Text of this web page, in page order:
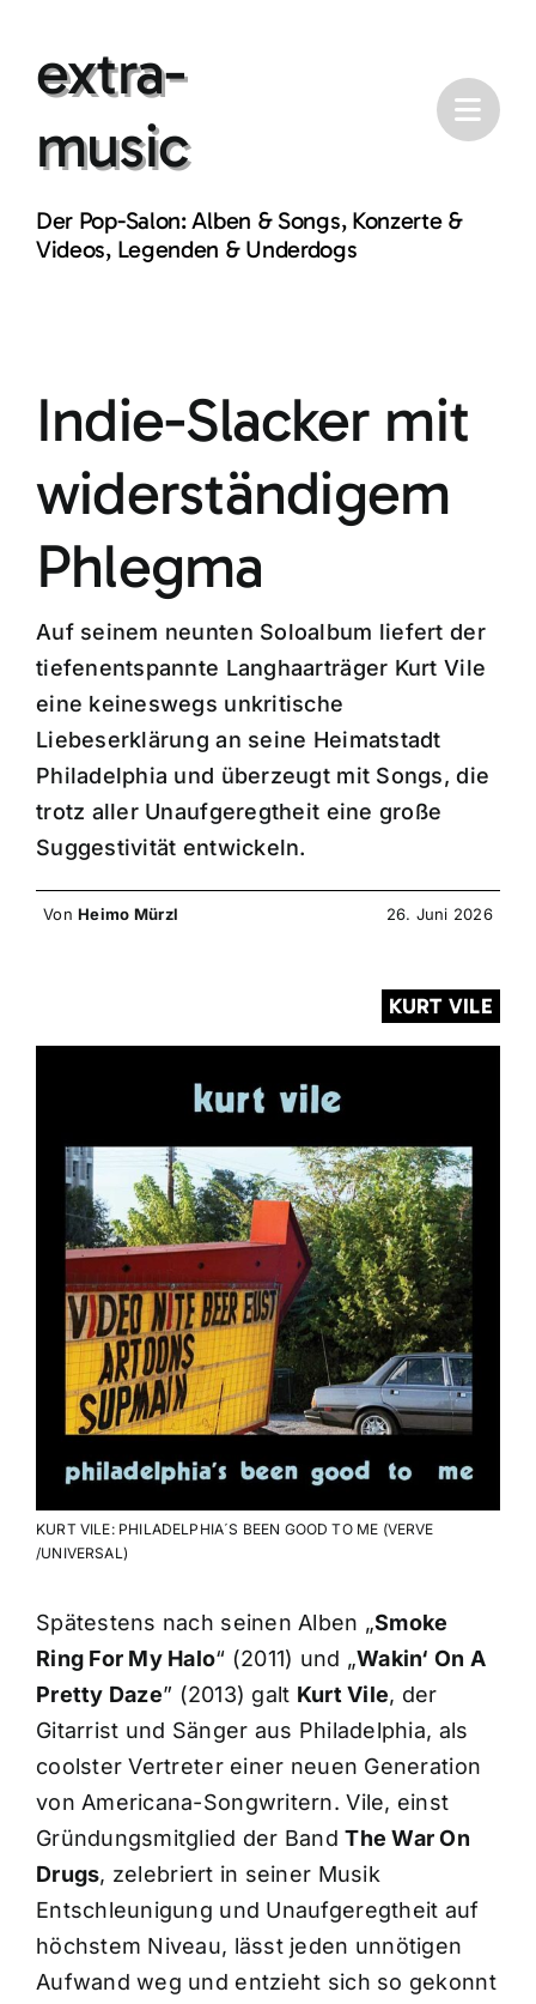
contentextra-
music
Der Pop-Salon: Alben & Songs, Konzerte &
Videos, Legenden & Underdogs
Indie-Slacker mit
widerständigem
Phlegma
Auf seinem neunten Soloalbum liefert der
tiefenentspannte Langhaarträger Kurt Vile
eine keineswegs unkritische
Liebeserklärung an seine Heimatstadt
Philadelphia und überzeugt mit Songs, die
trotz aller Unaufgeregtheit eine große
Suggestivität entwickeln.
VonHeimo Mürzl 26. Juni 2026
KURT VILE
KURT VILE: PHILADELPHIA´S BEEN GOOD TO ME (VERVE
/UNIVERSAL)
Spätestens nach seinen Alben „Smoke
Ring For My Halo“ (2011) und „Wakin‘ On A
Pretty Daze” (2013) galt Kurt Vile, der
Gitarrist und Sänger aus Philadelphia, als
coolster Vertreter einer neuen Generation
von Americana-Songwritern. Vile, einst
Gründungsmitglied der BandThe War On
Drugs, zelebriert in seiner Musik
Entschleunigung und Unaufgeregtheit auf
höchstem Niveau, lässt jeden unnötigen
Aufwand weg und entzieht sich so gekonnt